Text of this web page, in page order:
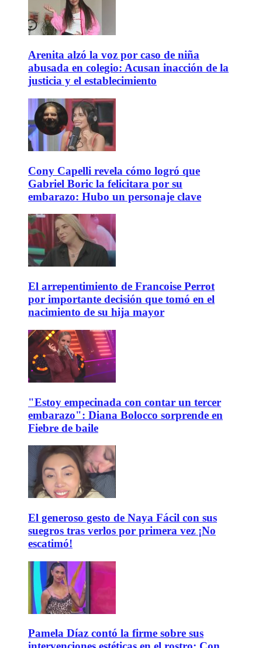
Arenita alzó la voz por caso de niña
abusada en colegio: Acusan inacción de la
justicia y el establecimiento
Cony Capelli revela cómo logró que
Gabriel Boric la felicitara por su
embarazo: Hubo un personaje clave
El arrepentimiento de Francoise Perrot
por importante decisión que tomó en el
nacimiento de su hija mayor
"Estoy empecinada con contar un tercer
embarazo": Diana Bolocco sorprende en
Fiebre de baile
El generoso gesto de Naya Fácil con sus
suegros tras verlos por primera vez ¡No
escatimó!
Pamela Díaz contó la firme sobre sus